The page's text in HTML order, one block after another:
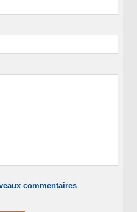
commentaires